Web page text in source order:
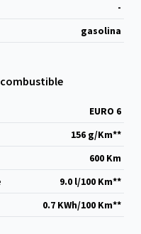
-
gasolina
combustible
EURO 6
156 g/Km**
600 Km
9.0 l/100 Km**
0.7 KWh/100 Km**